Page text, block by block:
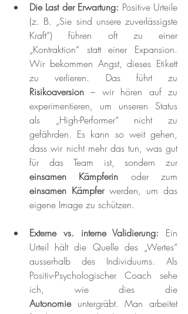
Die Last der Erwartung: Positive Urteile
(z. B. „Sie sind unsere zuverlässigste
Kraft“) führen oft zu einer
„Kontraktion“ statt einer Expansion.
Wir bekommen Angst, dieses Etikett
Risikoaversion – wir hören auf zu
experimentieren, um unseren Status
als „High-Performer“ nicht zu
gefährden. Es kann so weit gehen,
dass wir nicht mehr das tun, was gut
für das Team ist, sondern zur
einsamen Kämpferin
einsamen Kämpfer werden, um das
eigene Image zu schützen.
Externe vs. interne Validierung: Ein
Urteil hält die Quelle des „Wertes“
ausserhalb des Individuums. Als
Positiv-Psychologischer Coach sehe
Autonomie untergräbt. Man arbeitet